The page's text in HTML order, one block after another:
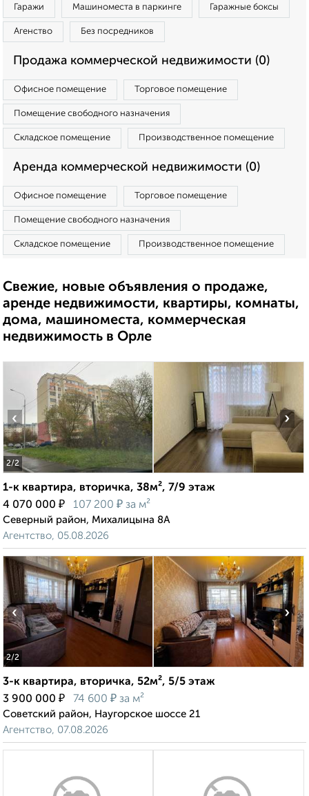
Гаражи Машиноместа в паркинге Гаражные боксы
Агенство Без посредников
Продажа коммерческой недвижимости (0)
Офисное помещение Торговое помещение
Помещение свободного назначения
Складское помещение Производственное помещение
Аренда коммерческой недвижимости (0)
Офисное помещение Торговое помещение
Помещение свободного назначения
Складское помещение Производственное помещение
Свежие, новые объявления о продаже,
аренде недвижимости, квартиры, комнаты,
дома, машиноместа, коммерческая
недвижимость в Орле
2/2
‹ ›
1-к квартира, вторичка, 38м², 7/9 этаж
4 070 000 ₽ 107 200 ₽ за м²
Северный район, Михалицына 8А
Агентство, 05.08.2026
2/2
‹ ›
3-к квартира, вторичка, 52м², 5/5 этаж
3 900 000 ₽ 74 600 ₽ за м²
Советский район, Наугорское шоссе 21
Агентство, 07.08.2026